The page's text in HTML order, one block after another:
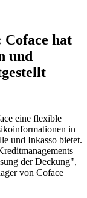
hat
und
eine flexible
in
und Inkasso bietet.
der Deckung",
von Coface